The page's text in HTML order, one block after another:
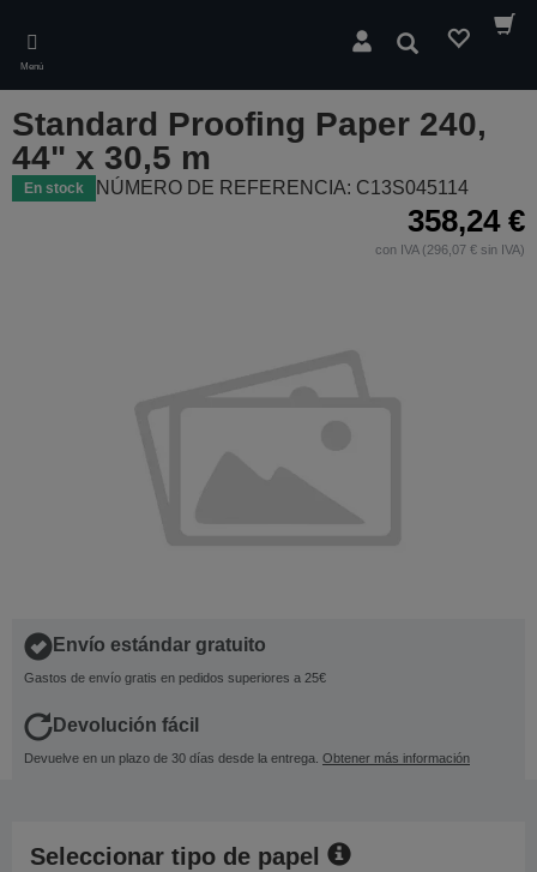
main
content
Menú
Buscar
Standard Proofing Paper 240,
44" x 30,5 m
En stock NÚMERO DE REFERENCIA: C13S045114
358,24 €
con IVA (296,07 € sin IVA)
Envío estándar gratuito
Gastos de envío gratis en pedidos superiores a 25€
Devolución fácil
Devuelve en un plazo de 30 días desde la entrega. Obtener más información
Seleccionar tipo de papel